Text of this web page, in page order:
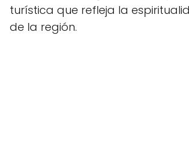
turística que refleja la
de la región.